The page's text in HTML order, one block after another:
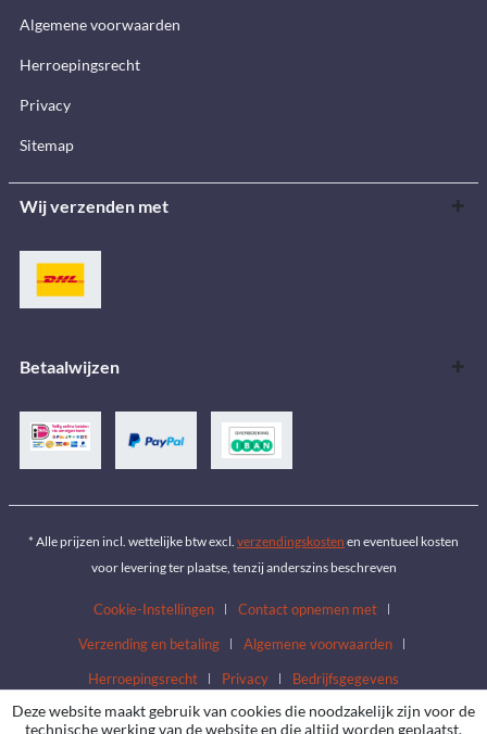
Algemene voorwaarden
Herroepingsrecht
Privacy
Sitemap
Wij verzenden met
Betaalwijzen
* Alle prijzen incl. wettelijke btw excl. verzendingskosten en eventueel kosten
voor levering ter plaatse, tenzij anderszins beschreven
Cookie-Instellingen
Contact opnemen met
Verzending en betaling
Algemene voorwaarden
Herroepingsrecht
Privacy Bedrijfsgegevens
Deze website maakt gebruik van cookies die noodzakelijk zijn voor de
technische werking van de website en die altijd worden geplaatst.